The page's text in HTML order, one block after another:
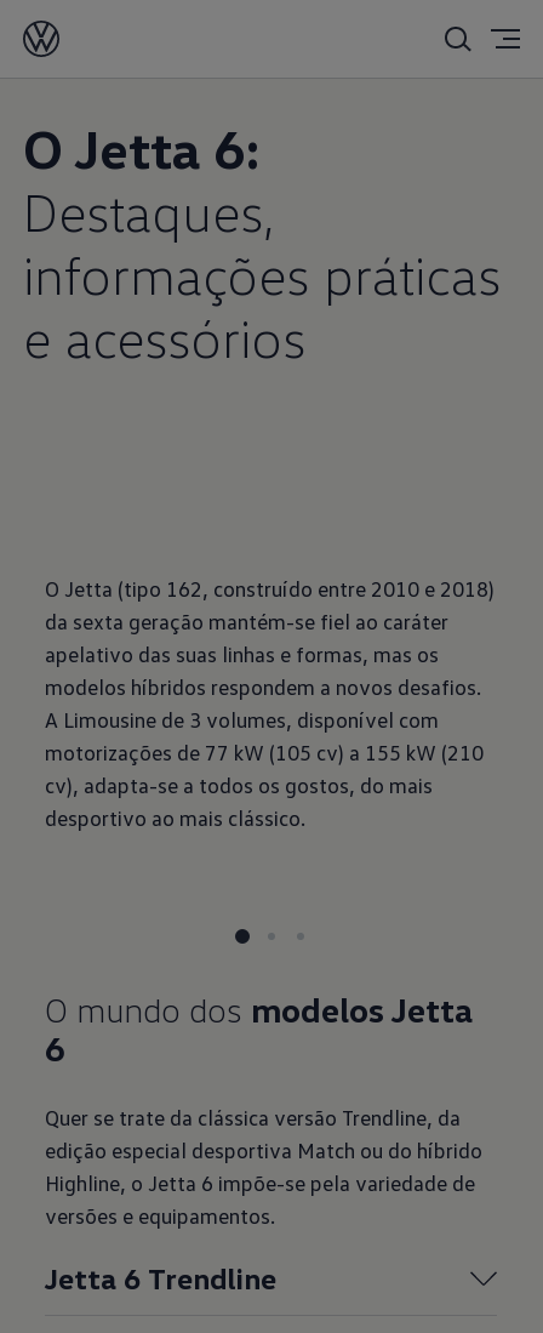
O Jetta 6:
Destaques,
informações práticas
e acessórios
O Jetta (tipo 162, construído entre 2010 e 2018)
da sexta geração mantém-se fiel ao caráter
apelativo das suas linhas e formas, mas os
modelos híbridos respondem a novos desafios.
A Limousine de 3 volumes, disponível com
motorizações de 77 kW (105 cv) a 155 kW (210
cv), adapta-se a todos os gostos, do mais
desportivo ao mais clássico.
O mundo dos modelos Jetta
6
Quer se trate da clássica versão Trendline, da
edição especial desportiva Match ou do híbrido
Highline, o Jetta 6 impõe-se pela variedade de
versões e equipamentos.
Jetta 6 Trendline